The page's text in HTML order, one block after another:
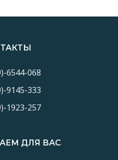
6544-068
9145-333
1923-257
ДЛЯ ВАС